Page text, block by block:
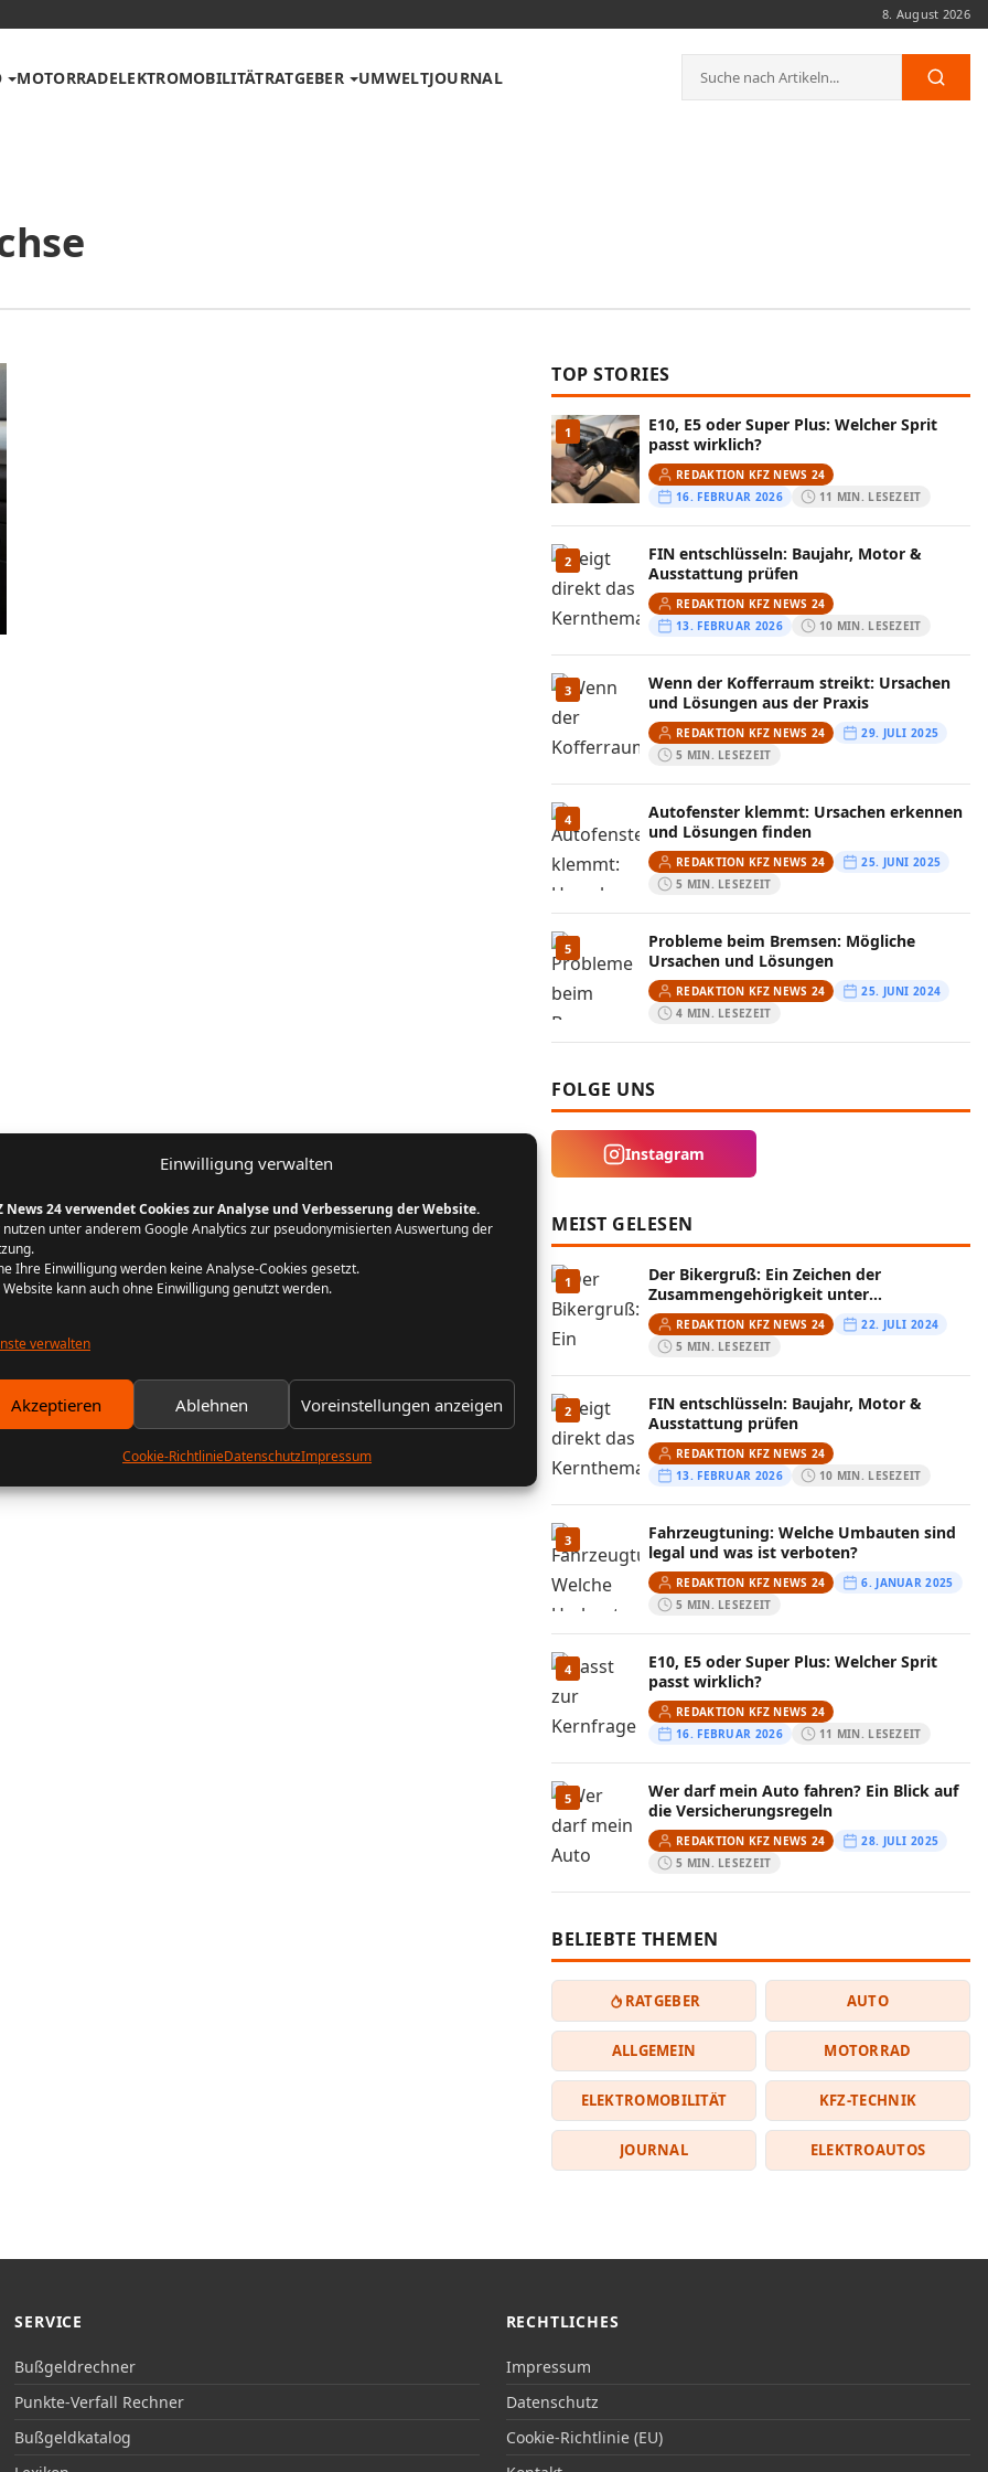
Einwilligung verwalten
News 24 verwendet Cookies zur Analyse und Verbesserung der Website.
nutzen unter anderem Google Analytics zur pseudonymisierten Auswertung der
Ihre Einwilligung werden keine Analyse-Cookies gesetzt.
Website kann auch ohne Einwilligung genutzt werden.
verwalten
Akzeptieren Ablehnen Voreinstellungen anzeigen
Cookie-RichtlinieDatenschutzImpressum
8. August 2026
MOTORRADELEKTROMOBILITÄTRATGEBER UMWELTJOURNAL
Suche
nach:
TOP STORIES
1
E10, E5 oder Super Plus: Welcher Sprit
passt wirklich?
REDAKTION KFZ NEWS 24
16. FEBRUAR 2026
11 MIN. LESEZEIT
2
FIN entschlüsseln: Baujahr, Motor &
Ausstattung prüfen
REDAKTION KFZ NEWS 24
13. FEBRUAR 2026
10 MIN. LESEZEIT
3
Wenn der Kofferraum streikt: Ursachen
und Lösungen aus der Praxis
REDAKTION KFZ NEWS 24
29. JULI 2025
5 MIN. LESEZEIT
4
Autofenster klemmt: Ursachen erkennen
und Lösungen finden
REDAKTION KFZ NEWS 24
25. JUNI 2025
5 MIN. LESEZEIT
5
Probleme beim Bremsen: Mögliche
Ursachen und Lösungen
REDAKTION KFZ NEWS 24
25. JUNI 2024
4 MIN. LESEZEIT
FOLGE UNS
Instagram
MEIST GELESEN
1
Der Bikergruß: Ein Zeichen der
Zusammengehörigkeit unter
Motorradfahrern
REDAKTION KFZ NEWS 24
22. JULI 2024
5 MIN. LESEZEIT
2
FIN entschlüsseln: Baujahr, Motor &
Ausstattung prüfen
REDAKTION KFZ NEWS 24
13. FEBRUAR 2026
10 MIN. LESEZEIT
3
Fahrzeugtuning: Welche Umbauten sind
legal und was ist verboten?
REDAKTION KFZ NEWS 24
6. JANUAR 2025
5 MIN. LESEZEIT
4
E10, E5 oder Super Plus: Welcher Sprit
passt wirklich?
REDAKTION KFZ NEWS 24
16. FEBRUAR 2026
11 MIN. LESEZEIT
5
Wer darf mein Auto fahren? Ein Blick auf
die Versicherungsregeln
REDAKTION KFZ NEWS 24
28. JULI 2025
5 MIN. LESEZEIT
BELIEBTE THEMEN
RATGEBER AUTO
ALLGEMEIN MOTORRAD
ELEKTROMOBILITÄT KFZ-TECHNIK
JOURNAL ELEKTROAUTOS
SERVICE
Bußgeldrechner
Punkte-Verfall Rechner
Bußgeldkatalog
RECHTLICHES
Impressum
Datenschutz
Cookie-Richtlinie (EU)